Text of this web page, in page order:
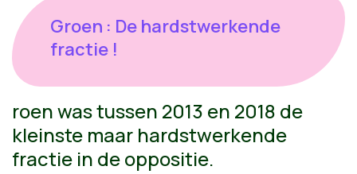
Groen : De hardstwerkende
fractie !
roen was tussen 2013 en 2018 de
kleinste maar hardstwerkende
fractie in de oppositie.